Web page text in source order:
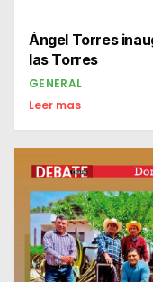
Ángel Torres
las Torres
GENERAL
Leer mas